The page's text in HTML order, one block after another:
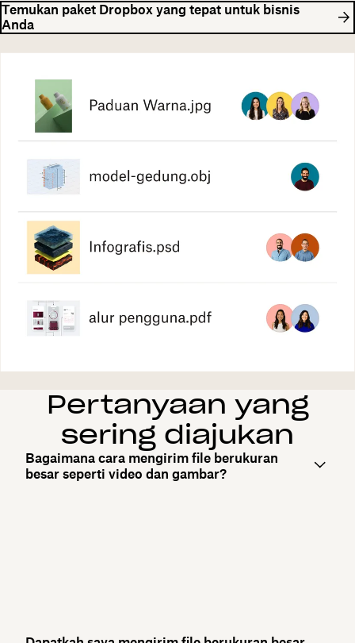
Temukan paket Dropbox yang tepat untuk bisnis
Anda
Pertanyaan yang
sering diajukan
Bagaimana cara mengirim file berukuran
besar seperti video dan gambar?